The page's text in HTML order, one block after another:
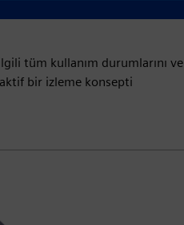
tüm kullanım durumlarını ve
bir izleme konsepti